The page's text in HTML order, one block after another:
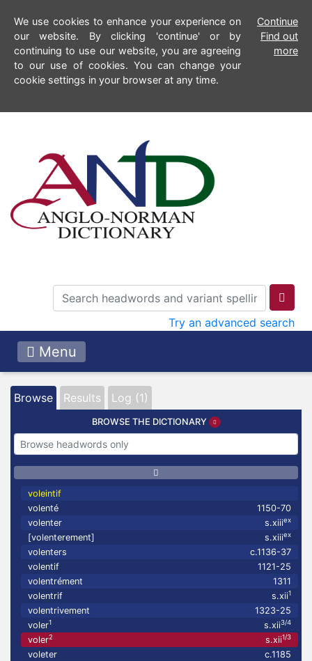
We use cookies to enhance your experience on
our website. By clicking 'continue' or by
continuing to use our website, you are agreeing
to our use of cookies. You can change your
cookie settings in your browser at any time.
Continue
Find out
more
Try an advanced search
Menu
Browse Results Log (1)
BROWSE THE DICTIONARY
voleintif
volenté
1150-70
volenter
s.xiiiex
[volenterement] s.xiiiex
volenters
c.1136-37
volentif
1121-25
volentrément
1311
volentrif
s.xii1
volentrivement
1323-25
voler1 s.xii3/4
voler2 s.xii1/3
voleter
c.1185